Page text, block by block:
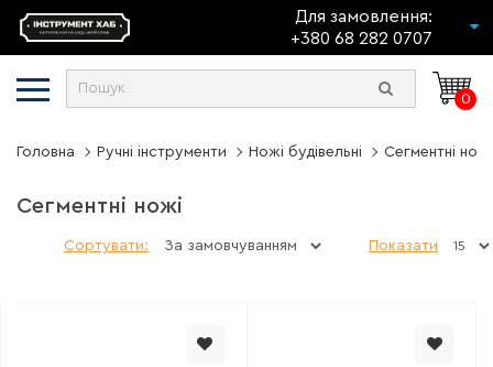
Для замовлення:
+380 68 282 0707
0
Головна Ручні інструменти Ножі будівельні Сегментні ножі
Сегментні ножі
Сортувати: Показати